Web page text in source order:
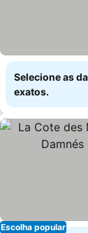
Selecione as
exatos.
Escolha popular